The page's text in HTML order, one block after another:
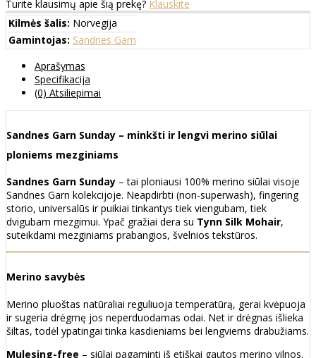
Turite klausimų apie šią prekę? Klauskite
Kilmės šalis: Norvegija
Gamintojas: Sandnes Garn
Aprašymas
Specifikacija
(0) Atsiliepimai
Sandnes Garn Sunday – minkšti ir lengvi merino siūlai
ploniems mezginiams
Sandnes Garn Sunday – tai ploniausi 100% merino siūlai visoje
Sandnes Garn kolekcijoje. Neapdirbti (non-superwash), fingering
storio, universalūs ir puikiai tinkantys tiek viengubam, tiek
dvigubam mezgimui. Ypač gražiai dera su Tynn Silk Mohair,
suteikdami mezginiams prabangios, švelnios tekstūros.
Merino savybės
Merino pluoštas natūraliai reguliuoja temperatūrą, gerai kvėpuoja
ir sugeria drėgmę jos neperduodamas odai. Net ir drėgnas išlieka
šiltas, todėl ypatingai tinka kasdieniams bei lengviems drabužiams.
Mulesing-free – siūlai pagaminti iš etiškai gautos merino vilnos.